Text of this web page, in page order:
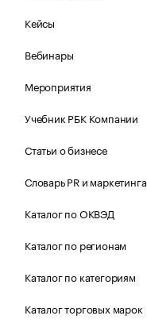
Кейсы
Вебинары
Мероприятия
Учебник РБК Компании
Статьи о бизнесе
Словарь PR и маркетинга
Каталог по ОКВЭД
Каталог по регионам
Каталог по категориям
Каталог торговых марок